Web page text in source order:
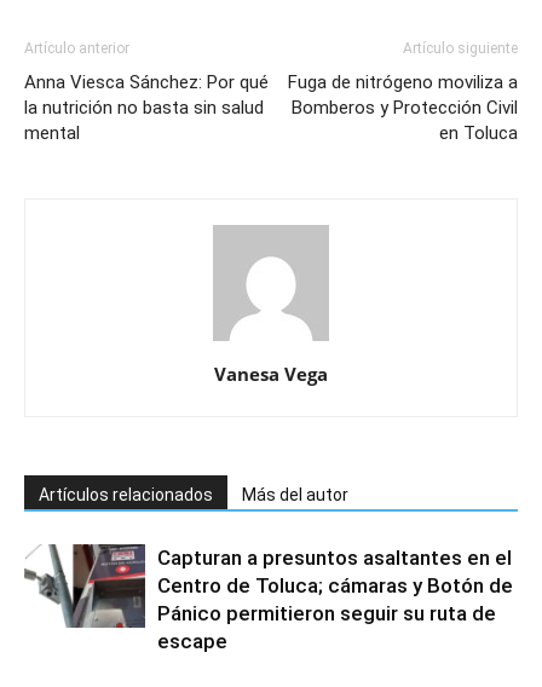
Artículo anterior
Anna Viesca Sánchez: Por qué
la nutrición no basta sin salud
mental
Artículo siguiente
Fuga de nitrógeno moviliza a
Bomberos y Protección Civil
en Toluca
Vanesa Vega
Artículos relacionados Más del autor
Capturan a presuntos asaltantes en el
Centro de Toluca; cámaras y Botón de
Pánico permitieron seguir su ruta de
escape